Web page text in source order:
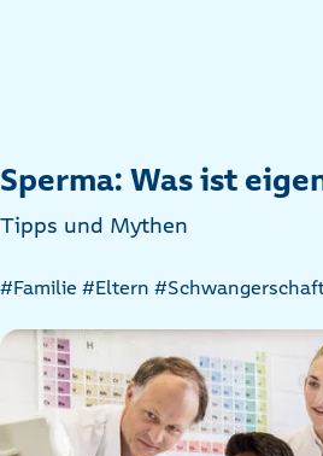
Sperma: Was ist
Tipps und Mythen
Artikel
Kategorien
filtern
#Familie #Eltern